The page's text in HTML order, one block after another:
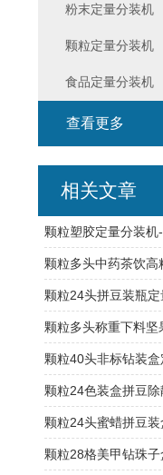
粉末定量分装机
颗粒定量分装机
食品定量分装机
查看更多
相关文章
颗粒塑胶定量分装
颗粒多头中药茶饮高
颗粒24头拼豆装瓶
颗粒多头称重下料坚
颗粒40头非标钻装
颗粒24色装盒拼豆
颗粒24头蜜蜡拼豆
颗粒28格美甲钻珠